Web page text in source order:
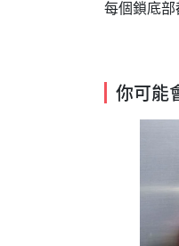
每個鎖底
你可能